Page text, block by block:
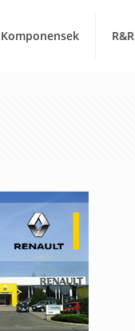
Komponensek